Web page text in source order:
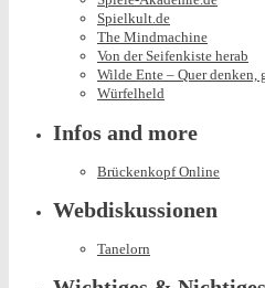
Spielkult.de
The Mindmachine
Von der Seifenkiste herab
Wilde Ente – Quer denken,
Würfelheld
Infos and more
Brückenkopf Online
Webdiskussionen
Tanelorn